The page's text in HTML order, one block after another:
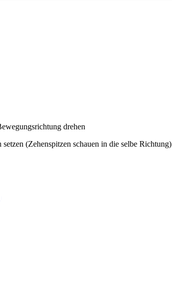
drehen
(Zehenspitzen schauen in die selbe Richtung)